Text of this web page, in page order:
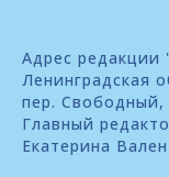
Адрес редакции
Ленинградская
пер. Свободный,
Главный
Екатерина